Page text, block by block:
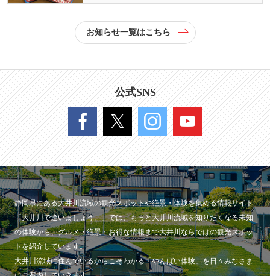
お知らせ一覧はこちら
公式SNS
静岡県にある大井川流域の観光スポットや絶景・体験を集める情報サイト
「大井川で逢いましょう。」では、もっと大井川流域を知りたくなる未知
の体験から、グルメ・絶景・お得な情報まで大井川ならではの観光スポッ
トを紹介しています。
大井川流域に住んでいるからこそわかる「やんばい体験」を日々みなさま